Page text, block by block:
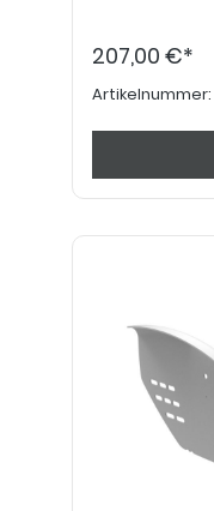
207,00 €*
Artikelnummer: